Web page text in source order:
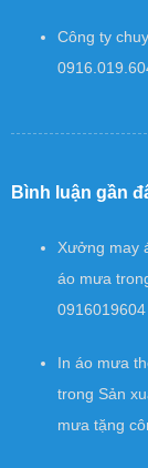
Công ty
Bình luận gần
Xưởng may
áo mưa
0916019604
In áo mưa
trong Sản
mưa tặng